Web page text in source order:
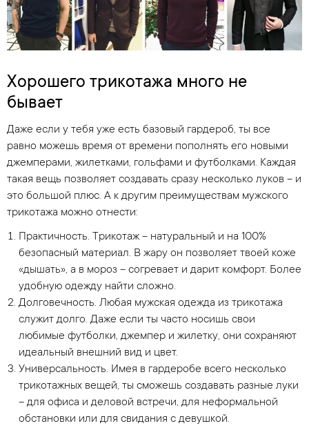
Хорошего трикотажа много не
бывает
Даже если у тебя уже есть базовый гардероб, ты все
равно можешь время от времени пополнять его новыми
джемперами, жилетками, гольфами и футболками. Каждая
такая вещь позволяет создавать сразу несколько луков – и
это большой плюс. А к другим преимуществам мужского
трикотажа можно отнести:
Практичность. Трикотаж – натуральный и на 100%
безопасный материал. В жару он позволяет твоей коже
«дышать», а в мороз – согревает и дарит комфорт. Более
удобную одежду найти сложно.
Долговечность. Любая мужская одежда из трикотажа
служит долго. Даже если ты часто носишь свои
любимые футболки, джемпер и жилетку, они сохраняют
идеальный внешний вид и цвет.
Универсальность. Имея в гардеробе всего несколько
трикотажных вещей, ты сможешь создавать разные луки
– для офиса и деловой встречи, для неформальной
обстановки или для свидания с девушкой.